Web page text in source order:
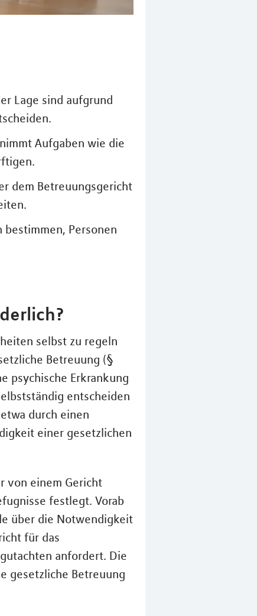
Lage sind aufgrund
Aufgaben wie die
dem Betreuungsgericht
Personen
selbst zu regeln
Betreuung (§
psychische Erkrankung
entscheiden
durch einen
einer gesetzlichen
von einem Gericht
festlegt. Vorab
über die Notwendigkeit
für das
anfordert. Die
gesetzliche Betreuung